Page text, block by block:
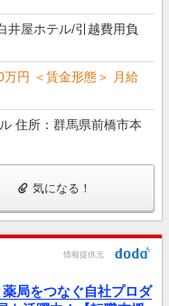
井屋ホテル/引越費用負
円 ＜賃金形態＞ 月給
住所：群馬県前橋市本
気になる！
情報提供元
局をつなぐ自社プロダ